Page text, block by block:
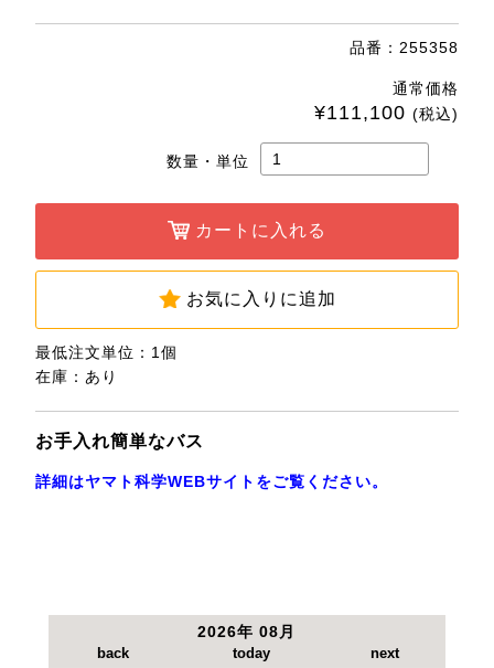
品番：255358
通常価格
¥111,100 (税込)
数量・単位
カートに入れる
お気に入りに追加
最低注文単位：1個
在庫：あり
お手入れ簡単なバス
詳細はヤマト科学WEBサイトをご覧ください。
2026年 08月